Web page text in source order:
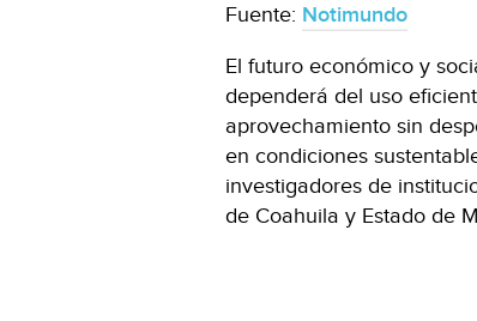
Fuente: Notimundo
El futuro económico y
dependerá del uso
aprovechamiento sin
en condiciones
investigadores de
de Coahuila y Estado de